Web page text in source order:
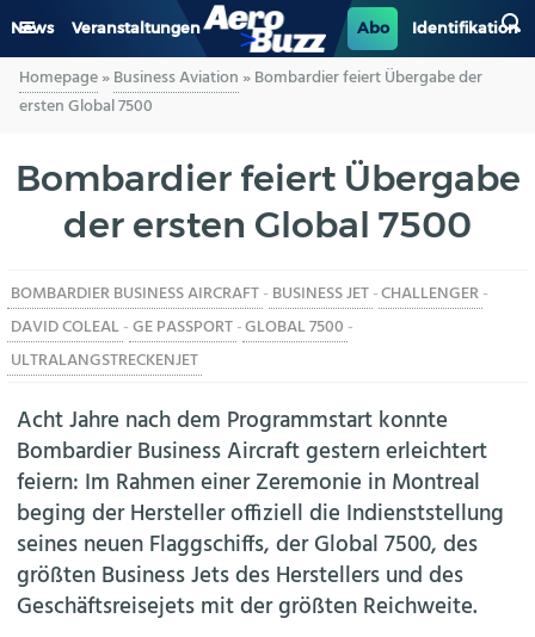
News Veranstaltungen Abo Identifikation
GENERAL AVIATION
LUFTVERKEHR
INDUSTRIE
BERUFE
AERO-KULTUR
Homepage»Business Aviation »Bombardier feiert Übergabe der
ersten Global 7500
Bombardier feiert Übergabe
der ersten Global 7500
BOMBARDIER BUSINESS AIRCRAFT- BUSINESS JET-CHALLENGER-
DAVID COLEAL-GE PASSPORT-GLOBAL 7500 -
ULTRALANGSTRECKENJET
Acht Jahre nach dem Programmstart konnte
Bombardier Business Aircraft gestern erleichtert
feiern: Im Rahmen einer Zeremonie in Montreal
beging der Hersteller offiziell die Indienststellung
seines neuen Flaggschiffs, der Global 7500, des
größten Business Jets des Herstellers und des
Geschäftsreisejets mit der größten Reichweite.